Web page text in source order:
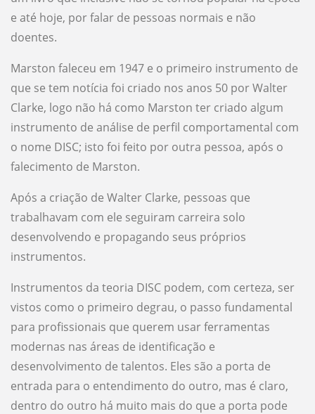
e até hoje, por falar de pessoas normais e não
doentes.
Marston faleceu em 1947 e o primeiro instrumento de
que se tem notícia foi criado nos anos 50 por Walter
Clarke, logo não há como Marston ter criado algum
instrumento de análise de perfil comportamental com
o nome DISC; isto foi feito por outra pessoa, após o
falecimento de Marston.
Após a criação de Walter Clarke, pessoas que
trabalhavam com ele seguiram carreira solo
desenvolvendo e propagando seus próprios
instrumentos.
Instrumentos da teoria DISC podem, com certeza, ser
vistos como o primeiro degrau, o passo fundamental
para profissionais que querem usar ferramentas
modernas nas áreas de identificação e
desenvolvimento de talentos. Eles são a porta de
entrada para o entendimento do outro, mas é claro,
dentro do outro há muito mais do que a porta pode